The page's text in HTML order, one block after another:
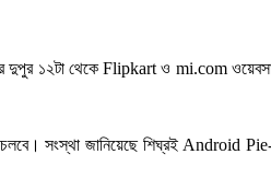
১২টা থেকে Flipkart ও mi.com
সংস্থা জানিয়েছে শিঘ্রই